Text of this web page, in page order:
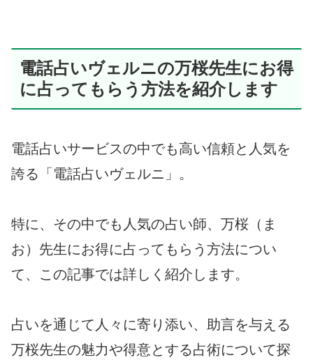
電話占いヴェルニの万桜先生にお得
に占ってもらう方法を紹介します
電話占いサービスの中でも高い信頼と人気を
誇る「電話占いヴェルニ」。
特に、その中でも人気の占い師、万桜（ま
お）先生にお得に占ってもらう方法につい
て、この記事では詳しく紹介します。
占いを通じて人々に寄り添い、助言を与える
万桜先生の魅力や得意とする占術について探